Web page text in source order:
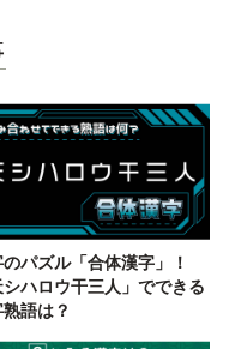
パズル「合体漢字」！
シハロウ干三人」でできる
語は？